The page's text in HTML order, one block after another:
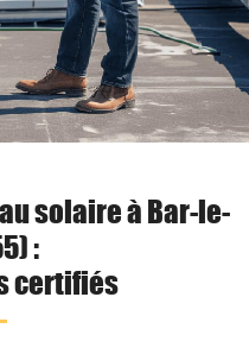
solaire à Bar-le-
:
certifiés